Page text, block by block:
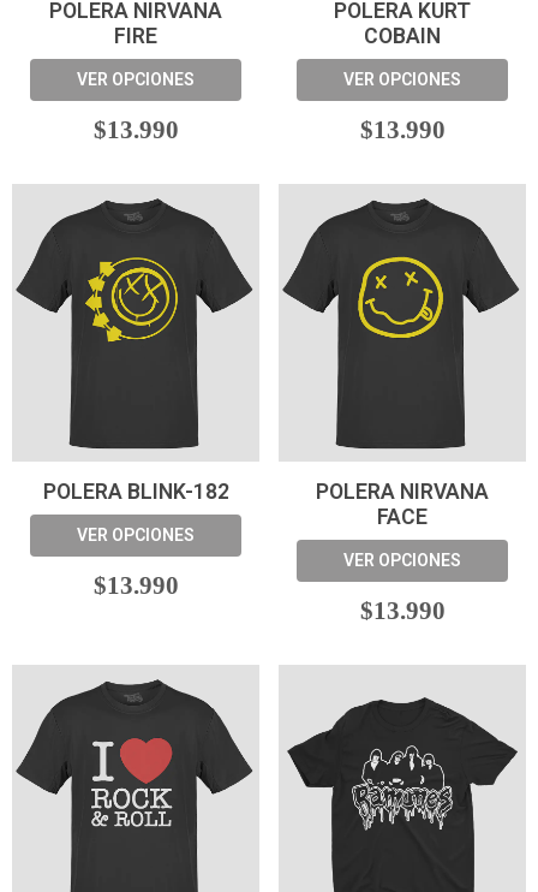
POLERA NIRVANA
FIRE
VER OPCIONES
$13.990
POLERA KURT
COBAIN
VER OPCIONES
$13.990
POLERA BLINK-182
VER OPCIONES
$13.990
POLERA NIRVANA
FACE
VER OPCIONES
$13.990